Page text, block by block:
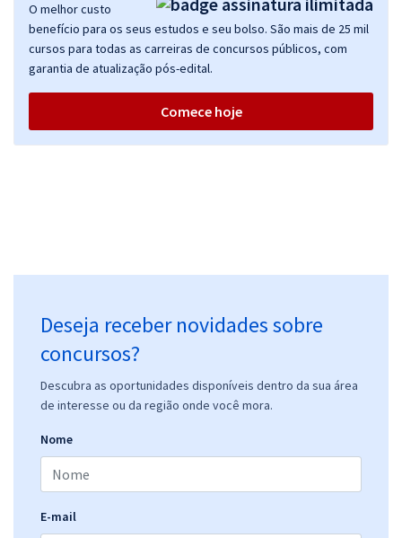
O melhor custo
benefício para os seus estudos e seu bolso. São mais de 25 mil
cursos para todas as carreiras de concursos públicos, com
garantia de atualização pós-edital.
Comece hoje
Deseja receber novidades sobre
concursos?
Descubra as oportunidades disponíveis dentro da sua área
de interesse ou da região onde você mora.
Nome
E-mail